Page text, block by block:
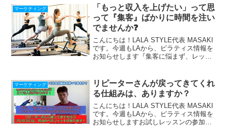
方・始め方22の動画マニュアル】プレ
ゼ...
マーケティング
「もっと収入を上げたい」って思
って『集客』ばかりに時間を注い
でませんか❓
こんにちは！LALA STYLE代表 MASAKI
です。今週もLAから、ピラティス情報を
お知らせします『集客に悩まず、レッス
28の動画マニュアル】贈呈⇩⇩ ピ...
マーケティング
リピーターさんが戻ってきてくれ
る仕組みは、ありますか？
こんにちは！LALA STYLE代表 MASAKI
です。今週もLAから、ピラティス情報を
お知らせしますお試しレッスンの参加者